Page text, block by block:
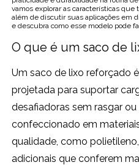
vamos explorar as características
além de discutir suas aplicações em
e descubra como esse modelo pode
O que é um saco de
Um saco de lixo reforçado
projetada para suportar
desafiadoras sem rasgar
confeccionado em
qualidade, como
adicionais que conferem